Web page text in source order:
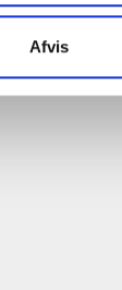
Afvis